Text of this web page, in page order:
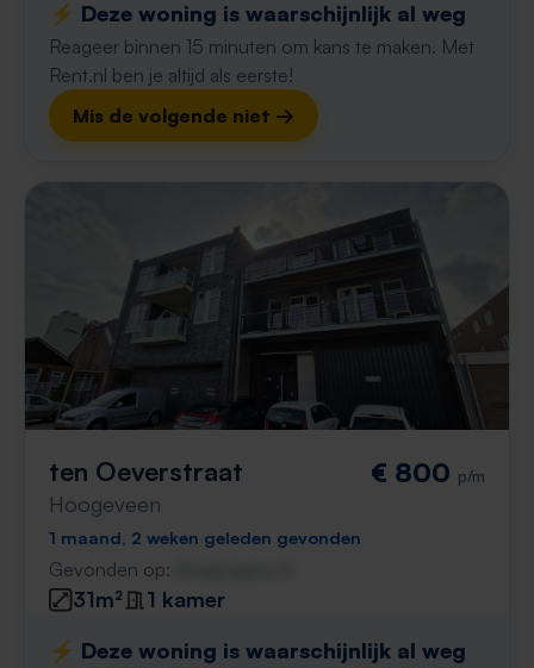
⚡️ Deze woning is waarschijnlijk al weg
Reageer binnen 15 minuten om kans te maken. Met
Rent.nl ben je altijd als eerste!
Mis de volgende niet →
ten Oeverstraat
Hoogeveen
€ 800 p/m
1 maand, 2 weken geleden gevonden
Gevonden op:
31m²
1 kamer
⚡️ Deze woning is waarschijnlijk al weg